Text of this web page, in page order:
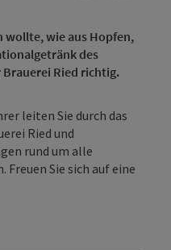
wollte, wie aus Hopfen,
des
Ried richtig.
leiten Sie durch das
Ried und
rund um alle
Sie sich auf eine